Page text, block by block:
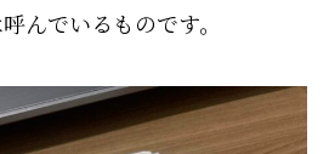
んでいるものです。